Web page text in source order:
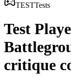
TESTTests
Test
critique